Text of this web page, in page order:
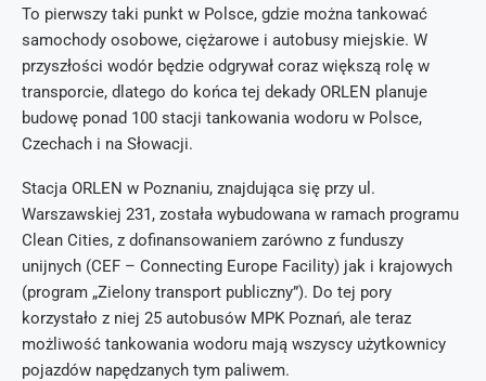
To pierwszy taki punkt w Polsce, gdzie można tankować
samochody osobowe, ciężarowe i autobusy miejskie. W
przyszłości wodór będzie odgrywał coraz większą rolę w
transporcie, dlatego do końca tej dekady ORLEN planuje
budowę ponad 100 stacji tankowania wodoru w Polsce,
Czechach i na Słowacji.
Stacja ORLEN w Poznaniu, znajdująca się przy ul.
Warszawskiej 231, została wybudowana w ramach programu
Clean Cities, z dofinansowaniem zarówno z funduszy
unijnych (CEF – Connecting Europe Facility) jak i krajowych
(program „Zielony transport publiczny”). Do tej pory
korzystało z niej 25 autobusów MPK Poznań, ale teraz
możliwość tankowania wodoru mają wszyscy użytkownicy
pojazdów napędzanych tym paliwem.